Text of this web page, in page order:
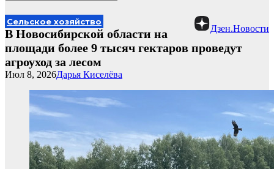
Дзен.Новости
Сельское хозяйство
В Новосибирской области на
площади более 9 тысяч гектаров проведут
агроуход за лесом
Дарья Киселёва
Июл 8, 2026